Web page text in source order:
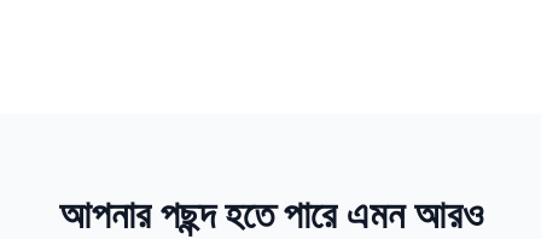
আপনার পছন্দ হতে পারে এমন আরও